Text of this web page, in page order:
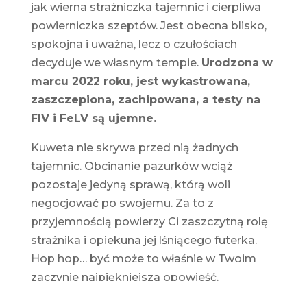
jak wierna strażniczka tajemnic i cierpliwa
powierniczka szeptów. Jest obecna blisko,
spokojna i uważna, lecz o czułościach
decyduje we własnym tempie. Urodzona w
marcu 2022 roku, jest wykastrowana,
zaszczepiona, zachipowana, a testy na
FIV i FeLV są ujemne.
Kuweta nie skrywa przed nią żadnych
tajemnic. Obcinanie pazurków wciąż
pozostaje jedyną sprawą, którą woli
negocjować po swojemu. Za to z
przyjemnością powierzy Ci zaszczytną rolę
strażnika i opiekuna jej lśniącego futerka.
Hop hop… być może to właśnie w Twoim
zaczynie najpiękniejsza opowieść.